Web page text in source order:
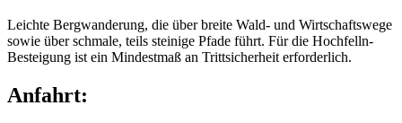
Leichte Bergwanderung, die über breite Wald- und Wirtschaftswege
sowie über schmale, teils steinige Pfade führt. Für die Hochfelln-
Besteigung ist ein Mindestmaß an Trittsicherheit erforderlich.
Anfahrt: